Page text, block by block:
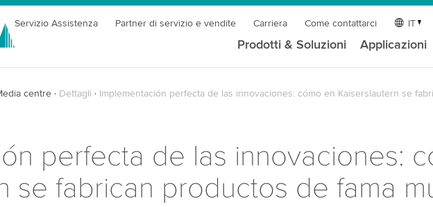
Servizio Assistenza Partner di servizio e vendite Carriera Come contattarci IT
Prodotti & Soluzioni Applicazioni
centre Dettagli Implementación perfecta de las innovaciones: cómo en Kaiserslautern se
perfecta de las innovaciones:
se fabrican productos de fama